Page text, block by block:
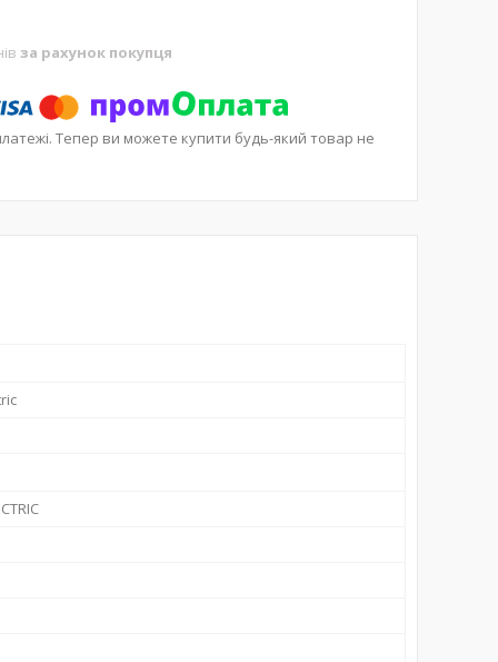
за рахунок покупця
Тепер ви можете купити будь-який товар не